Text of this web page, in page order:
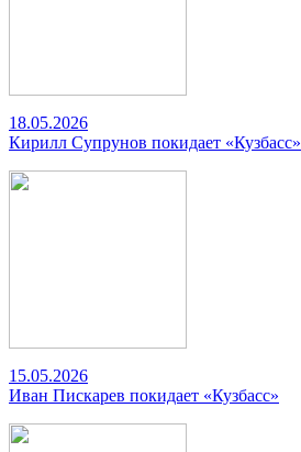
18.05.2026
Кирилл Супрунов покидает «Кузбасс»
15.05.2026
Иван Пискарев покидает «Кузбасс»